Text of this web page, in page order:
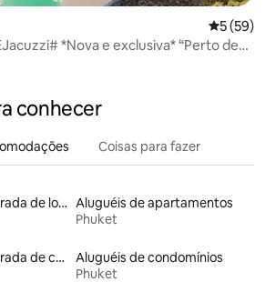
5 de uma
5 (59)
*Nova e exclusiva* “Perto de
conhecer
Coisas para fazer
Aluguel por temporada de lofts Aluguéis de apartamentos
Phuket
Aluguel por temporada de casas de hóspedes
Aluguéis de condomínios
Phuket